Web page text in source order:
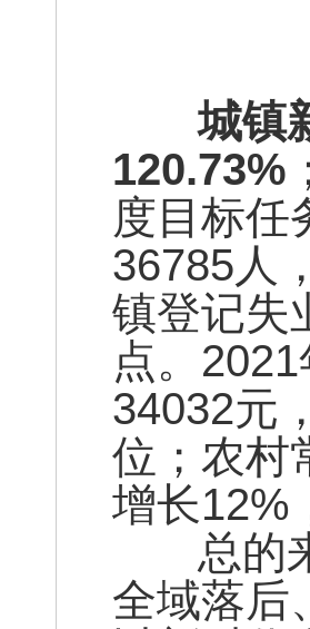
城镇新
120.73%
度目标任
36785人
镇登记失
点。
34032元
位；农村
增长12%
总的来
全域落后